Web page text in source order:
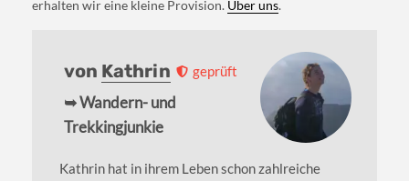
erhalten wir eine kleine Provision. Über uns.
von Kathrin geprüft
➥ Wandern- und
Trekkingjunkie
Kathrin hat in ihrem Leben schon zahlreiche